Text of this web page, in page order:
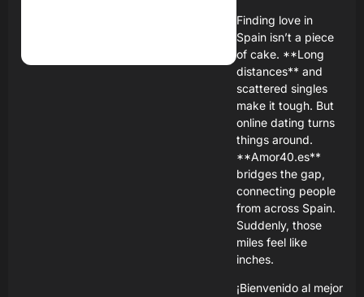
Finding love in
Spain isn’t a piece
of cake. **Long
distances** and
scattered singles
make it tough. But
online dating turns
things around.
**Amor40.es**
bridges the gap,
connecting people
from across Spain.
Suddenly, those
miles feel like
inches.
¡Bienvenido al mejor